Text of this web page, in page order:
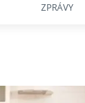
ZPRÁVY